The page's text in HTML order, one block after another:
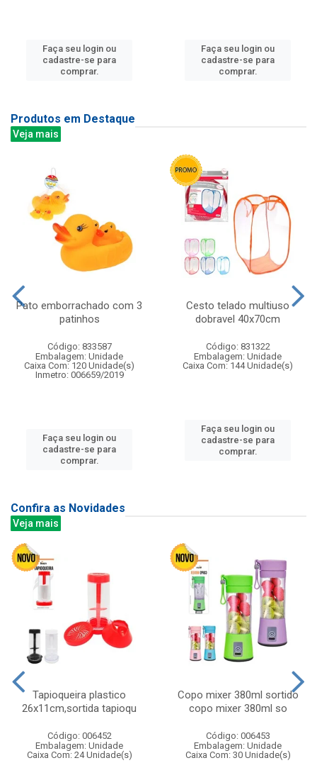
Faça seu login ou
cadastre-se para
comprar.
Faça seu login ou
cadastre-se para
comprar.
Produtos em Destaque
Veja mais
Pato emborrachado com 3
patinhos
Código: 833587
Embalagem: Unidade
Caixa Com: 120 Unidade(s)
Inmetro: 006659/2019
Faça seu login ou
cadastre-se para
comprar.
Cesto telado multiuso
dobravel 40x70cm
Código: 831322
Embalagem: Unidade
Caixa Com: 144 Unidade(s)
Faça seu login ou
cadastre-se para
comprar.
Confira as Novidades
Veja mais
Tapioqueira plastico
26x11cm,sortida tapioqu
Código: 006452
Embalagem: Unidade
Caixa Com: 24 Unidade(s)
Copo mixer 380ml sortido
copo mixer 380ml so
Código: 006453
Embalagem: Unidade
Caixa Com: 30 Unidade(s)